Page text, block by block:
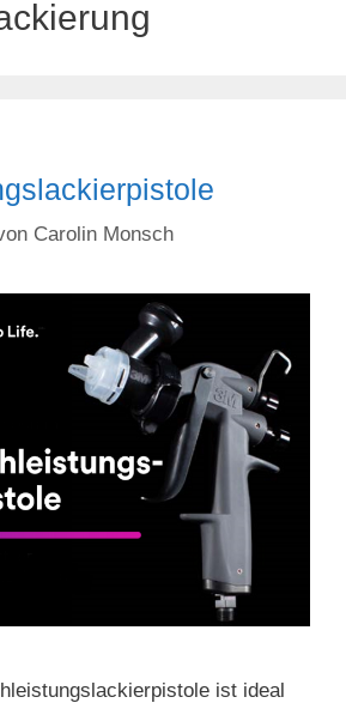
Carolin Monsch
ist ideal